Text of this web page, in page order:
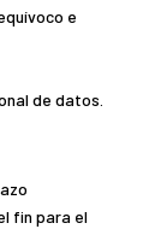
e
de datos.
fin para el